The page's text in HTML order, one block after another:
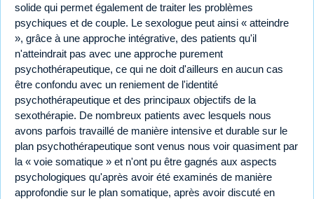
solide qui permet également de traiter les problèmes
psychiques et de couple. Le sexologue peut ainsi « atteindre
», grâce à une approche intégrative, des patients qu'il
n'atteindrait pas avec une approche purement
psychothérapeutique, ce qui ne doit d'ailleurs en aucun cas
être confondu avec un reniement de l'identité
psychothérapeutique et des principaux objectifs de la
sexothérapie. De nombreux patients avec lesquels nous
avons parfois travaillé de manière intensive et durable sur le
plan psychothérapeutique sont venus nous voir quasiment par
la « voie somatique » et n'ont pu être gagnés aux aspects
psychologiques qu'après avoir été examinés de manière
approfondie sur le plan somatique, après avoir discuté en